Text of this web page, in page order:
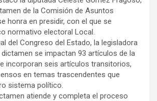
de la Comisión de Asuntos
honra en presidir, con el que se
normativo electoral Local.
del Congreso del Estado, la legisladora
se impactan 93 artículos de la
incorporan seis artículos transitorios,
en temas trascendentes que
sistema político.
atiende y completa el proceso